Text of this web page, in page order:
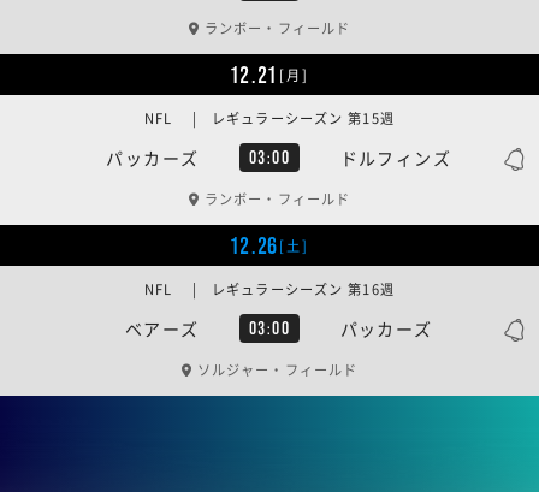
ランボー・フィールド
12.21 [月]
パッカーズ 03:00 ドルフィンズ
NFL | レギュラーシーズン 第15週
ランボー・フィールド
12.26[土]
ベアーズ 03:00 パッカーズ
NFL | レギュラーシーズン 第16週
ソルジャー・フィールド